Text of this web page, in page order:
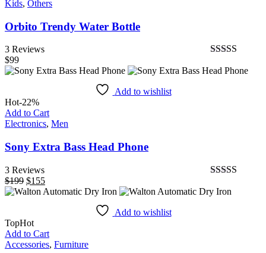
Kids, Others
Orbito Trendy Water Bottle
mit
3 Reviews
$99
Add to wishlist
Hot-22%
Add to Cart
Electronics, Men
Sony Extra Bass Head Phone
mit
3 Reviews
$199 Ursprünglicher
Preis
$155
Preis
Add to wishlist
TopHot
Add to Cart
Accessories, Furniture